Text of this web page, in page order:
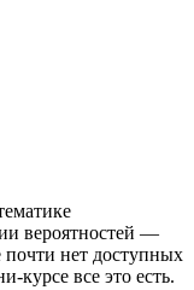
вероятностей —
нет доступных
курсе все это есть.